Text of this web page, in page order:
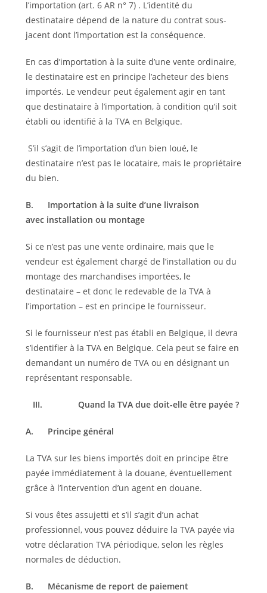
l’importation (art. 6 AR n° 7) . L’identité du
destinataire dépend de la nature du contrat sous-
jacent dont l’importation est la conséquence.
En cas d’importation à la suite d’une vente ordinaire,
le destinataire est en principe l’acheteur des biens
importés. Le vendeur peut également agir en tant
que destinataire à l’importation, à condition qu’il soit
établi ou identifié à la TVA en Belgique.
S’il s’agit de l’importation d’un bien loué, le
destinataire n’est pas le locataire, mais le propriétaire
du bien.
B. Importation à la suite d’une livraison
avec installation ou montage
Si ce n’est pas une vente ordinaire, mais que le
vendeur est également chargé de l’installation ou du
montage des marchandises importées, le
destinataire – et donc le redevable de la TVA à
l’importation – est en principe le fournisseur.
Si le fournisseur n’est pas établi en Belgique, il devra
s’identifier à la TVA en Belgique. Cela peut se faire en
demandant un numéro de TVA ou en désignant un
représentant responsable.
III. Quand la TVA due doit-elle être payée ?
A. Principe général
La TVA sur les biens importés doit en principe être
payée immédiatement à la douane, éventuellement
grâce à l’intervention d’un agent en douane.
Si vous êtes assujetti et s’il s’agit d’un achat
professionnel, vous pouvez déduire la TVA payée via
votre déclaration TVA périodique, selon les règles
normales de déduction.
B. Mécanisme de report de paiement